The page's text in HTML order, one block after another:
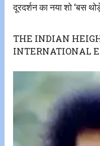
दूरदर्शन का नया शो ‘बस
THE INDIAN
INTERNATIONAL